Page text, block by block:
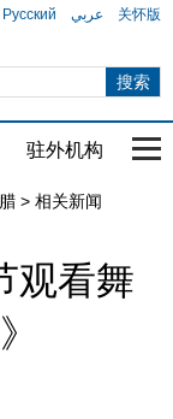
Русский عربي 关怀版
驻外机构 国
> 相关新闻
观看舞